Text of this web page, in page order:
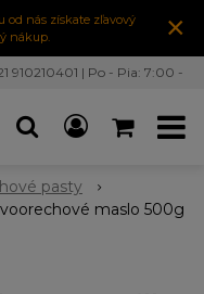
od nás získate zľavový
nákup.
×
910210401 | Po - Pia: 7:00 -
pasty
maslo 500g